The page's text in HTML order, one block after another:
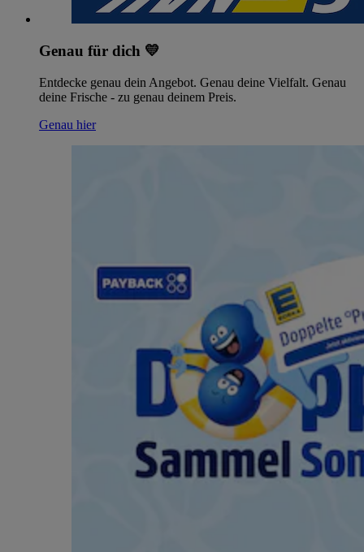
Genau für dich 💛
Entdecke genau dein Angebot. Genau deine Vielfalt. Genau
deine Frische - zu genau deinem Preis.
Genau hier